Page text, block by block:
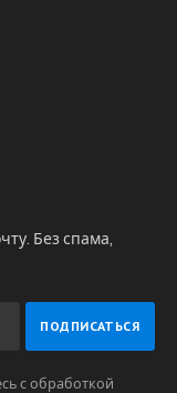
Без спама,
с обработкой